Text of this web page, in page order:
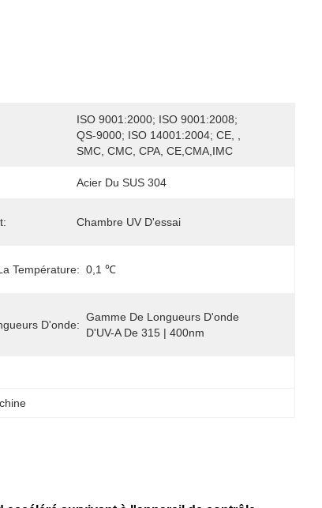
ISO 9001:2000; ISO 9001:2008;
QS-9000; ISO 14001:2004; CE, ,
SMC, CMC, CPA, CE,CMA,IMC
Acier Du SUS 304
Chambre UV D'essai
Température: 0,1 ℃
D'onde:
Gamme De Longueurs D'onde
D'UV-A De 315 | 400nm